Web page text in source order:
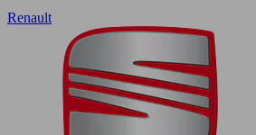
Renault